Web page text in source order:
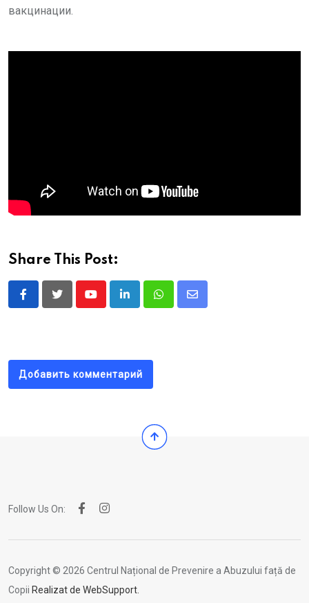
вакцинации.
Share This Post:
YoutubeLinkedInWhatsappShare
Добавить комментарий
Follow Us On:
Copyright © 2026 Centrul Național de Prevenire a Abuzului față de
Copii Realizat de WebSupport.